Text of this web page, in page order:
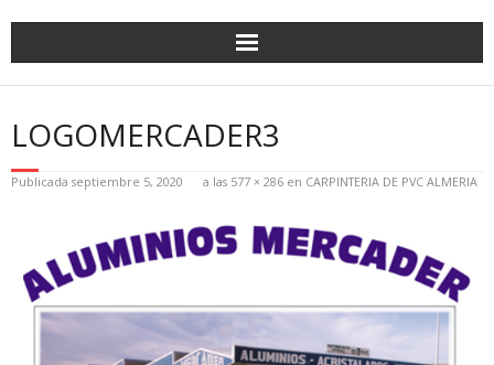
LOGOMERCADER3
Publicada septiembre 5, 2020 a las 577 × 286 en CARPINTERIA DE PVC ALMERIA